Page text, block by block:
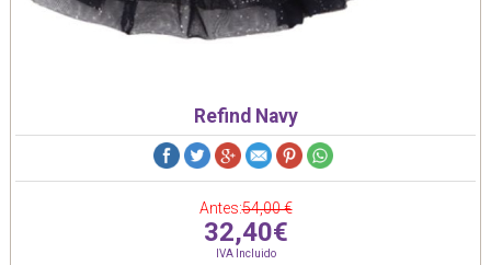
Refind Navy
Antes:54,00 €
32,40€
IVA Incluido